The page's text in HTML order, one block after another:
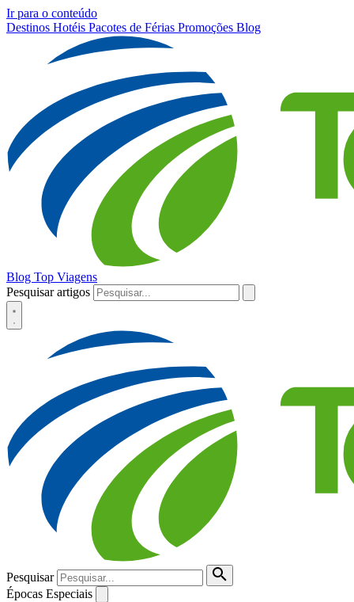
Ir para o conteúdo
Destinos Hotéis Pacotes de Férias Promoções Blog
Blog Top Viagens
Pesquisar artigos
Pesquisar
Épocas Especiais